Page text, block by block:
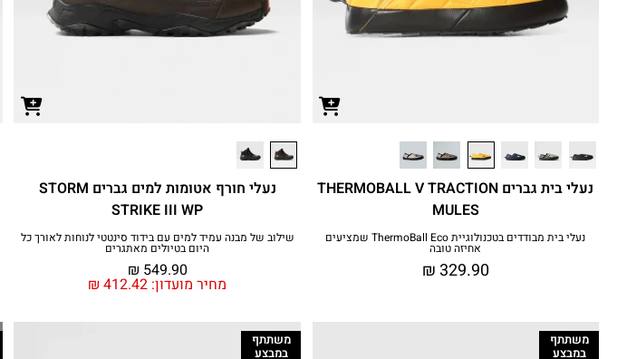
נעלי בית גברים THERMOBALL V TRACTION
MULES
נעלי בית מבודדים בטכנולוגיית ThermoBall Eco שמציעים
אחיזה טובה
₪ 329.90
נעלי חורף אטומות למים גברים STORM
STRIKE III WP
שילוב של מבנה עמיד למים עם בידוד סינטטי לנוחות לאורך כל
היום בטיולים מאתגרים
מחיר מועדון: ₪ 412.42
₪ 549.90
משתתף
במבצע
משתתף
במבצע